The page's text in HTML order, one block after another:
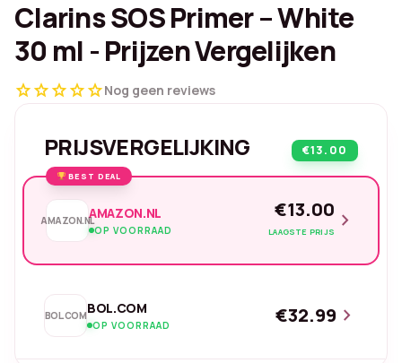
Clarins SOS Primer – White
30 ml - Prijzen Vergelijken
starstarstarstarstarNog geen reviews
PRIJSVERGELIJKING €13.00
BEST DEAL
AMAZON.NLAMAZON.NL
OP VOORRAAD
€13.00
LAAGSTE PRIJS chevron_right
BOL.COMBOL.COM
OP VOORRAAD €32.99 chevron_right